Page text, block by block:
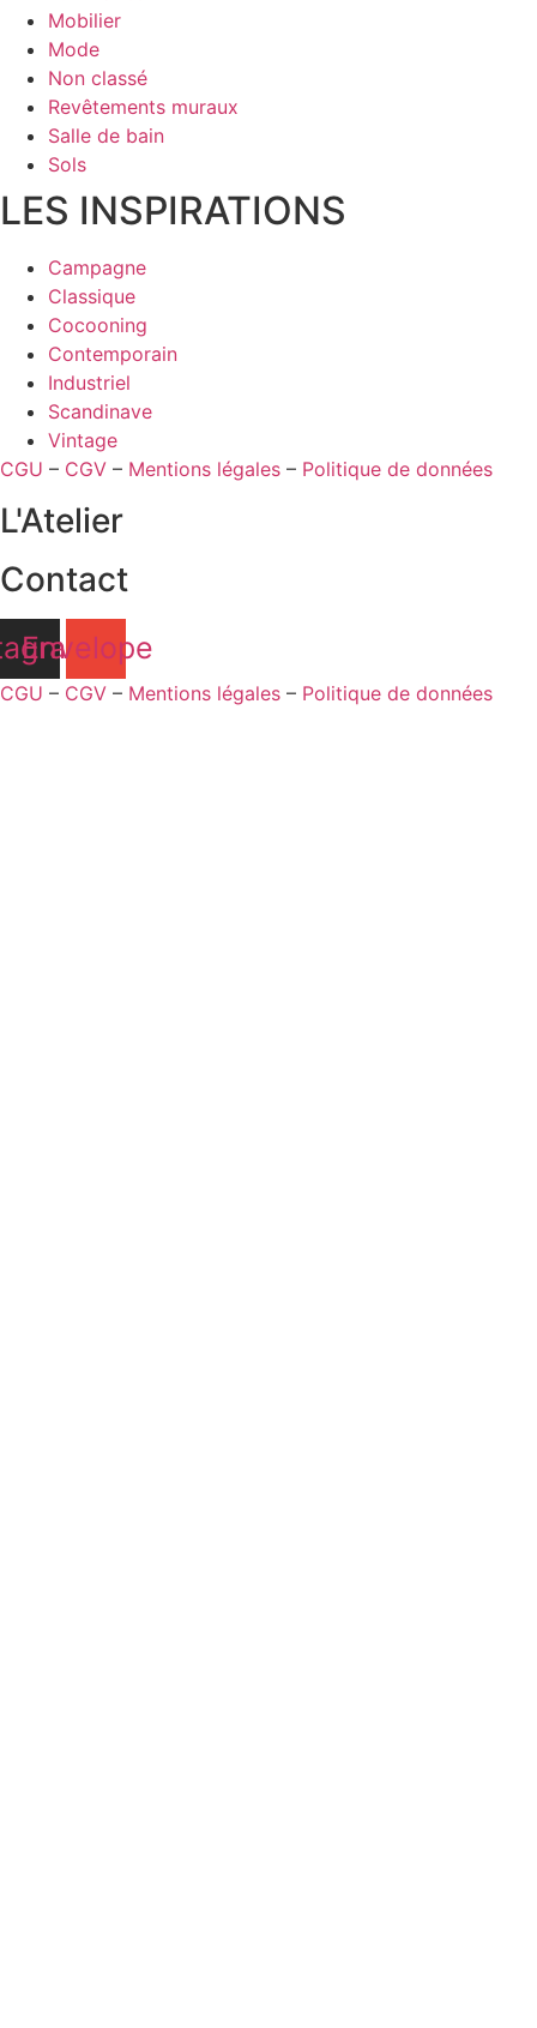
Mobilier
Mode
Non classé
Revêtements muraux
Salle de bain
Sols
LES INSPIRATIONS
Campagne
Classique
Cocooning
Contemporain
Industriel
Scandinave
Vintage
CGU – CGV – Mentions légales – Politique de données
L'Atelier
Contact
Envelope
CGU – CGV – Mentions légales – Politique de données